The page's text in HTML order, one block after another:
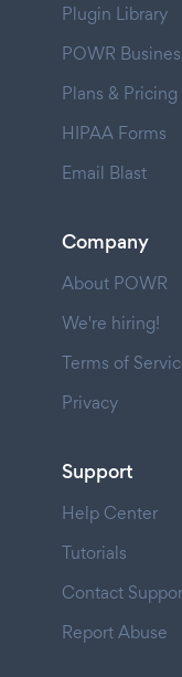
Plugin Library
POWR
Plans & Pricing
HIPAA Forms
Email Blast
Company
About POWR
We're hiring!
Terms of
Privacy
Support
Help Center
Tutorials
Contact
Report Abuse